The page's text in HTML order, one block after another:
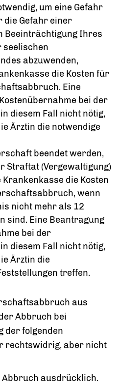
um eine Gefahr
die Gefahr einer
Beeinträchtigung Ihres
seelischen
abzuwenden,
die Kosten für
Eine
bei der
diesem Fall nicht nötig,
Ärztin die notwendige
beendet werden,
Straftat (Vergewaltigung)
die Kosten
wenn
nicht mehr als 12
sind. Eine Beantragung
bei der
diesem Fall nicht nötig,
Ärztin die
treffen.
aus
Abbruch bei
der folgenden
rechtswidrig, aber nicht
Abbruch ausdrücklich.